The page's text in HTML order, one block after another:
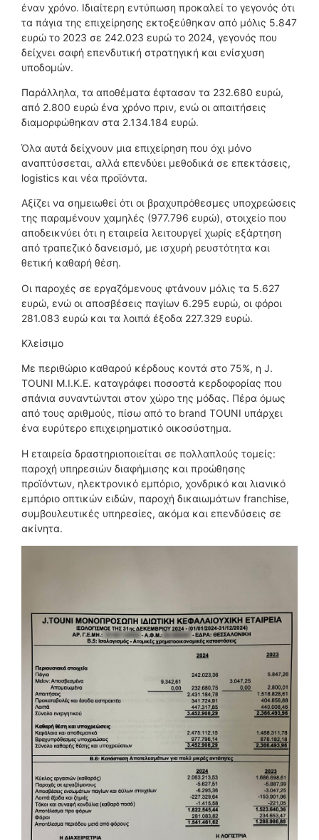
έναν χρόνο. Ιδιαίτερη εντύπωση προκαλεί το γεγονός ότι
τα πάγια της επιχείρησης εκτοξεύθηκαν από μόλις 5.847
ευρώ το 2023 σε 242.023 ευρώ το 2024, γεγονός που
δείχνει σαφή επενδυτική στρατηγική και ενίσχυση
υποδομών.
Παράλληλα, τα αποθέματα έφτασαν τα 232.680 ευρώ,
από 2.800 ευρώ ένα χρόνο πριν, ενώ οι απαιτήσεις
διαμορφώθηκαν στα 2.134.184 ευρώ.
Όλα αυτά δείχνουν μια επιχείρηση που όχι μόνο
αναπτύσσεται, αλλά επενδύει μεθοδικά σε επεκτάσεις,
logistics και νέα προϊόντα.
Αξίζει να σημειωθεί ότι οι βραχυπρόθεσμες υποχρεώσεις
της παραμένουν χαμηλές (977.796 ευρώ), στοιχείο που
αποδεικνύει ότι η εταιρεία λειτουργεί χωρίς εξάρτηση
από τραπεζικό δανεισμό, με ισχυρή ρευστότητα και
θετική καθαρή θέση.
Οι παροχές σε εργαζόμενους φτάνουν μόλις τα 5.627
ευρώ, ενώ οι αποσβέσεις παγίων 6.295 ευρώ, οι φόροι
281.083 ευρώ και τα λοιπά έξοδα 227.329 ευρώ.
Κλείσιμο
Με περιθώριο καθαρού κέρδους κοντά στο 75%, η J.
TOUNI Μ.Ι.Κ.Ε. καταγράφει ποσοστά κερδοφορίας που
σπάνια συναντώνται στον χώρο της μόδας. Πέρα όμως
από τους αριθμούς, πίσω από το brand TOUNI υπάρχει
ένα ευρύτερο επιχειρηματικό οικοσύστημα.
Η εταιρεία δραστηριοποιείται σε πολλαπλούς τομείς:
παροχή υπηρεσιών διαφήμισης και προώθησης
προϊόντων, ηλεκτρονικό εμπόριο, χονδρικό και λιανικό
εμπόριο οπτικών ειδών, παροχή δικαιωμάτων franchise,
συμβουλευτικές υπηρεσίες, ακόμα και επενδύσεις σε
ακίνητα.